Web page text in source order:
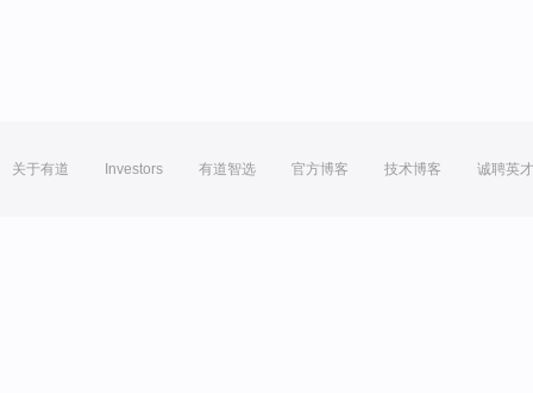
关于有道 Investors 有道智选 官方博客 技术博客 诚聘英才